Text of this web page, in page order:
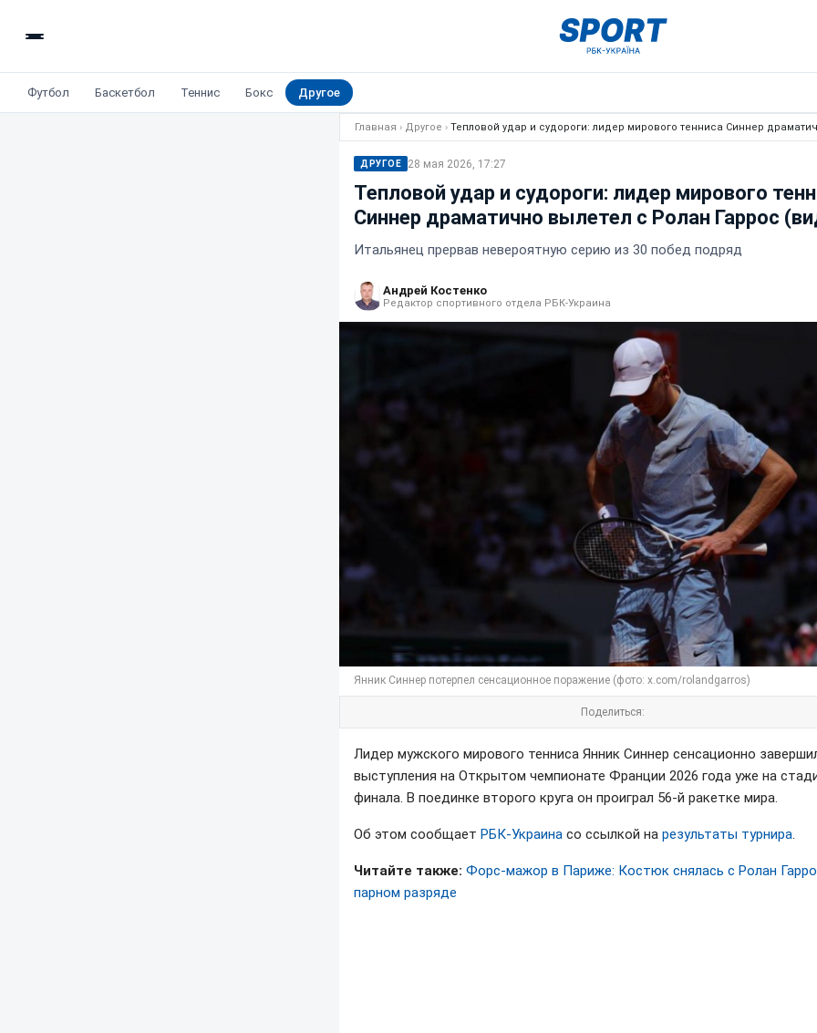
Футбол Баскетбол Теннис Бокс Другое
Главная › Другое › Тепловой удар и судороги: лидер мирового тенниса Синнер
ДРУГОЕ 28 мая 2026, 17:27
Тепловой удар и судороги: лидер мирового
Синнер драматично вылетел с Ролан Гаррос
Итальянец прервав невероятную серию из 30 побед подряд
Андрей Костенко
Редактор спортивного отдела РБК-Украина
Янник Синнер потерпел сенсационное поражение (фото: x.com/rolandgarros)
Поделиться:
Лидер мужского мирового тенниса Янник Синнер сенсационно
выступления на Открытом чемпионате Франции 2026 года уже на
финала. В поединке второго круга он проиграл 56-й ракетке мира.
Об этом сообщает РБК-Украина со ссылкой на результаты турнира.
Читайте также: Форс-мажор в Париже: Костюк снялась с Ролан
парном разряде